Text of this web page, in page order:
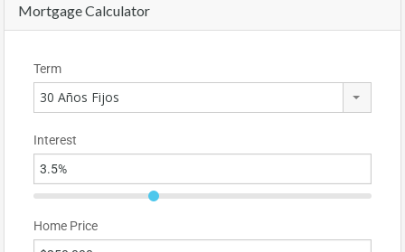
Mortgage Calculator
Term
30 Años Fijos
Interest
Home Price